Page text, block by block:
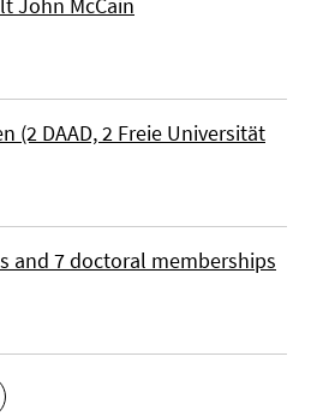
(2 DAAD, 2 Freie Universität
and 7 doctoral memberships